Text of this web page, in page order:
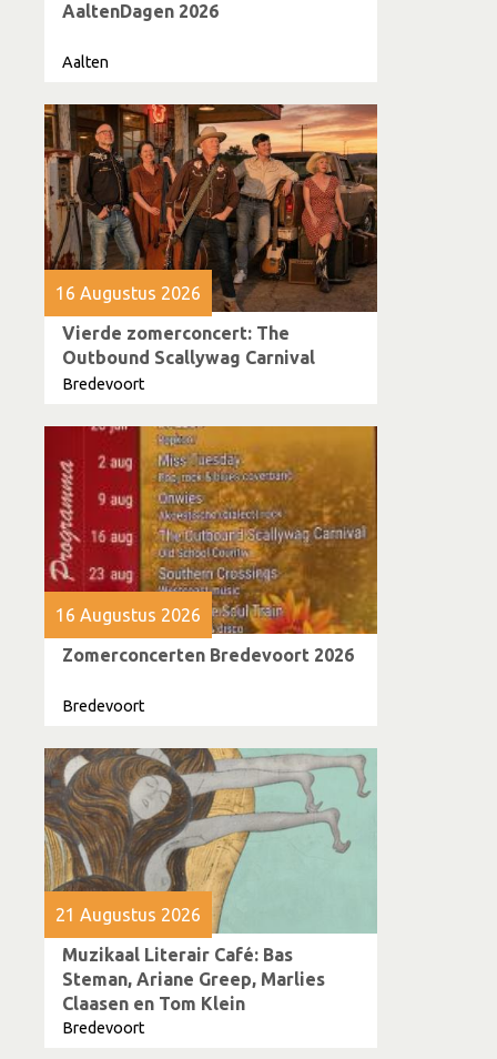
AaltenDagen 2026
Aalten
16 Augustus 2026
Vierde zomerconcert: The
Outbound Scallywag Carnival
Bredevoort
16 Augustus 2026
Zomerconcerten Bredevoort 2026
Bredevoort
21 Augustus 2026
Muzikaal Literair Café: Bas
Steman, Ariane Greep, Marlies
Claasen en Tom Klein
Bredevoort